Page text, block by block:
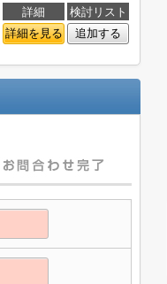
詳細
検討リスト
詳細を見る 追加する